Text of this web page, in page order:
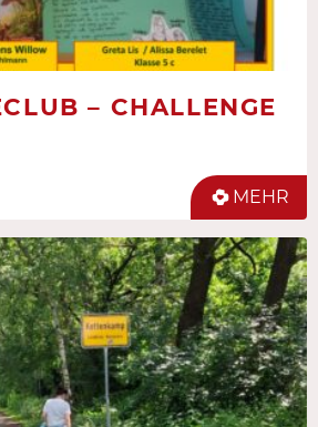
– CHALLENGE
MEHR